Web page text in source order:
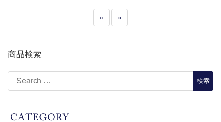
« »
商品検索